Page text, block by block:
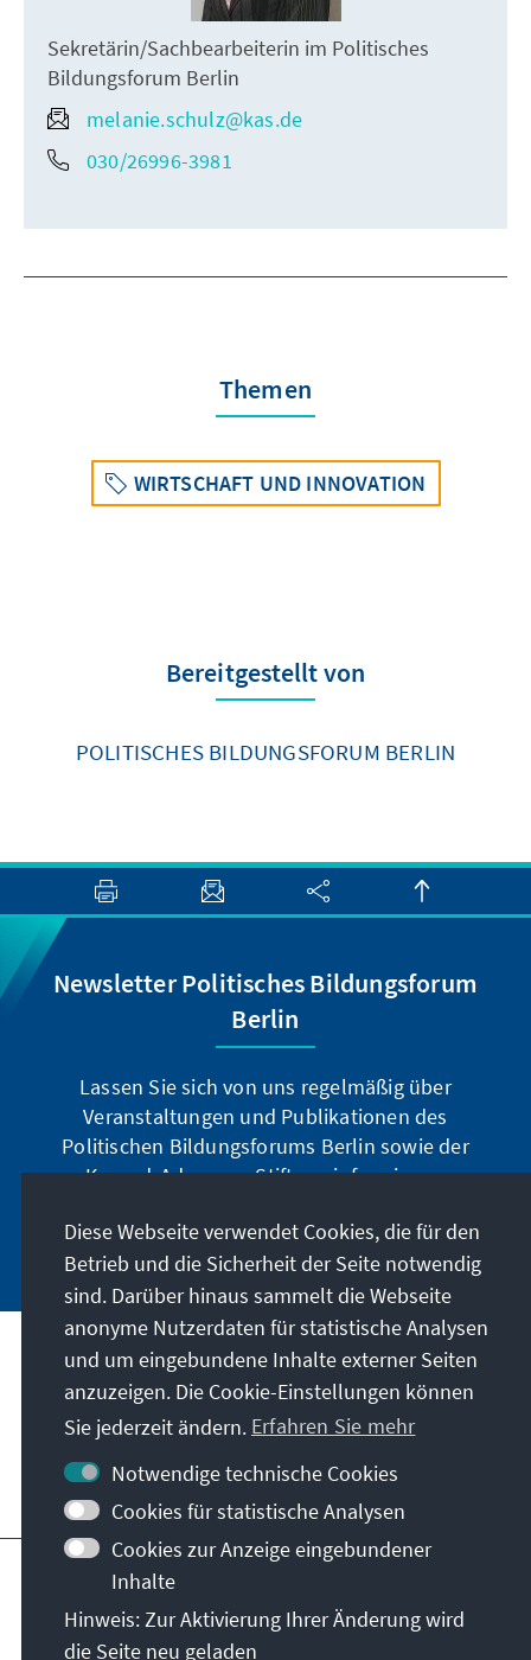
Sekretärin/Sachbearbeiterin im Politisches
Bildungsforum Berlin
melanie.schulz@kas.de
030/26996-3981
Themen
WIRTSCHAFT UND INNOVATION
Bereitgestellt von
POLITISCHES BILDUNGSFORUM BERLIN
Newsletter Politisches Bildungsforum
Berlin
Lassen Sie sich von uns regelmäßig über
Veranstaltungen und Publikationen des
Politischen Bildungsforums Berlin sowie der
Konrad-Adenauer-Stiftung informieren.
Jetzt abonnieren
Anschrift
Kontakt
Besuchen Sie auch
Hauptseite der KAS Impressum
Datenschutz
Nutzungsbedingungen
Erklärung zur Barrierefreiheit
Barriere melden
Allg. Geschäftsbedingungen
Diese Webseite verwendet Cookies, die für den
Betrieb und die Sicherheit der Seite notwendig
sind. Darüber hinaus sammelt die Webseite
anonyme Nutzerdaten für statistische Analysen
und um eingebundene Inhalte externer Seiten
anzuzeigen. Die Cookie-Einstellungen können
Sie jederzeit ändern. Erfahren Sie mehr
Notwendige technische Cookies
Cookies für statistische Analysen
Cookies zur Anzeige eingebundener
Inhalte
Hinweis: Zur Aktivierung Ihrer Änderung wird
die Seite neu geladen